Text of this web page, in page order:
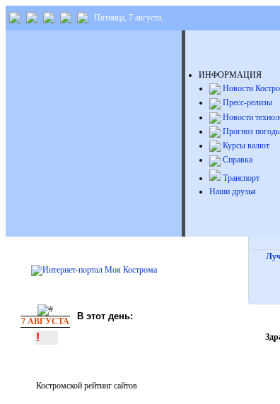
Пятница, 7 августа,
ИНФОРМАЦИЯ
Новости
Пресс-релизы
Новости
Прогноз
Курсы валют
Справка
Транспорт
Наши друзья
7 АВГУСТА В этот день:
!
Костромской рейтинг сайтов